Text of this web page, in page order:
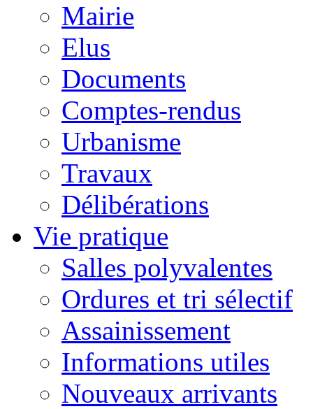
Mairie
Elus
Documents
Comptes-rendus
Urbanisme
Travaux
Délibérations
Vie pratique
Salles polyvalentes
Ordures et tri sélectif
Assainissement
Informations utiles
Nouveaux arrivants